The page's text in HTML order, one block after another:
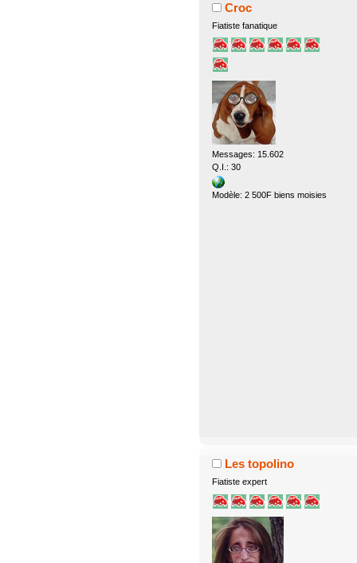
Croc
Fiatiste fanatique
Messages: 15.602
Q.I.: 30
Modèle: 2 500F biens moisies
Les topolino
Fiatiste expert